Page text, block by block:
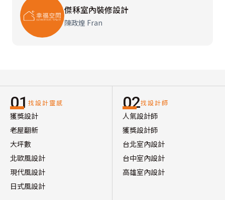
傑秝室內裝修設計
陳政煌 Fran
01 找設計靈感
獲獎設計
老屋翻新
大坪數
北歐風設計
現代風設計
日式風設計
02找設計師
人氣設計師
獲獎設計師
台北室內設計
台中室內設計
高雄室內設計